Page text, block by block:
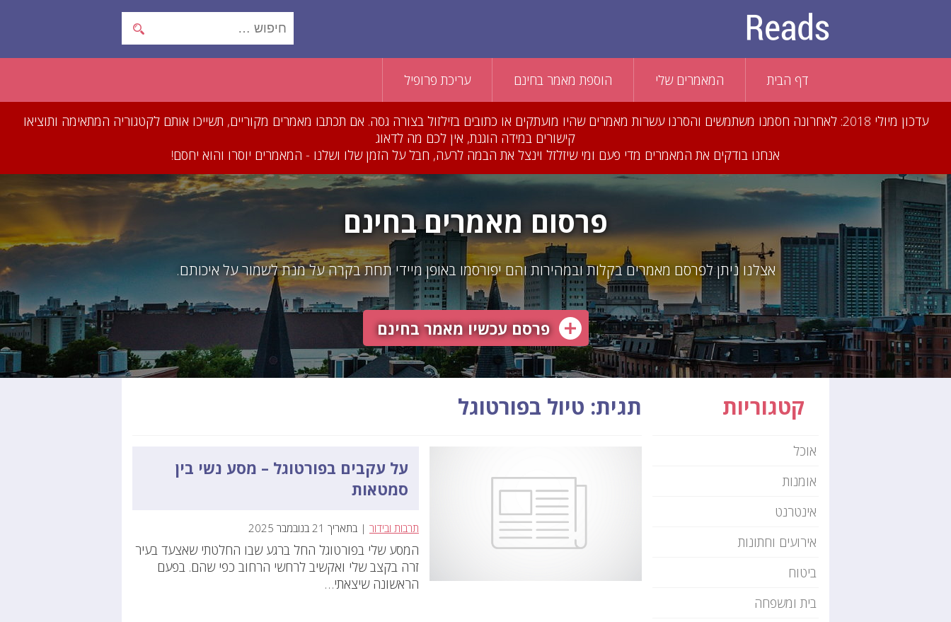
דף הבית המאמרים שלי הוספת מאמר בחינם עריכת פרופיל
עדכון מיולי 2018: לאחרונה חסמנו משתמשים והסרנו עשרות מאמרים שהיו מועתקים או כתובים בזילזול בצורה גסה. אם תכתבו מאמרים מקוריים, תשייכו אותם לקטגוריה המתאימה ותוציאו
קישורים במידה הוגנת, אין לכם מה לדאוג
אנחנו בודקים את המאמרים מדי פעם ומי שיזלזל וינצל את הבמה לרעה, חבל על הזמן שלו ושלנו - המאמרים יוסרו והוא יחסם!
פרסום מאמרים בחינם
אצלנו ניתן לפרסם מאמרים בקלות ובמהירות והם יפורסמו באופן מיידי תחת בקרה על מנת לשמור על איכותם.
פרסם עכשיו מאמר בחינם
תגית: טיול בפורטוגל
על עקבים בפורטוגל – מסע נשי בין
סמטאות
תרבות ובידור | בתאריך 21 בנובמבר 2025
המסע שלי בפורטוגל החל ברגע שבו החלטתי שאצעד בעיר
זרה בקצב שלי ואקשיב לרחשי הרחוב כפי שהם. בפעם
הראשונה שיצאתי…
קטגוריות
אוכל
אומנות
אינטרנט
אירועים וחתונות
ביטוח
בית ומשפחה